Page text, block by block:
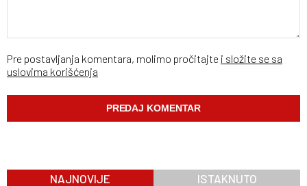
Pre postavljanja komentara, molimo pročitajte i složite se sa
uslovima korišćenja
NAJNOVIJE ISTAKNUTO